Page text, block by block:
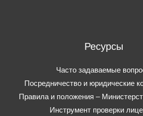
Ресурсы
Часто задаваемые
Посредничество и юридические
Правила и положения –
Инструмент проверки